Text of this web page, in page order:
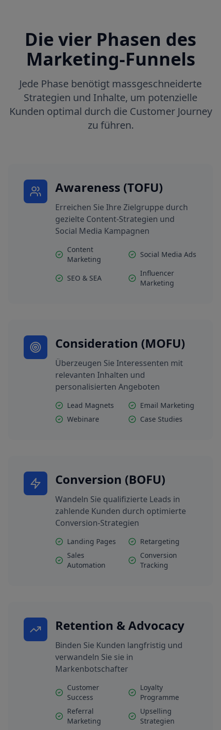
Die vier Phasen des
Marketing-Funnels
Jede Phase benötigt massgeschneiderte
Strategien und Inhalte, um potenzielle
Kunden optimal durch die Customer Journey
zu führen.
Awareness (TOFU)
Erreichen Sie Ihre Zielgruppe durch
gezielte Content-Strategien und
Social Media Kampagnen
Content
Marketing
Social Media Ads
SEO & SEA
Influencer
Marketing
Consideration (MOFU)
Überzeugen Sie Interessenten mit
relevanten Inhalten und
personalisierten Angeboten
Lead Magnets
Email Marketing
Webinare
Case Studies
Conversion (BOFU)
Wandeln Sie qualifizierte Leads in
zahlende Kunden durch optimierte
Conversion-Strategien
Landing Pages
Retargeting
Sales
Automation
Conversion
Tracking
Retention & Advocacy
Binden Sie Kunden langfristig und
verwandeln Sie sie in
Markenbotschafter
Customer
Success
Loyalty
Programme
Referral
Marketing
Upselling
Strategien